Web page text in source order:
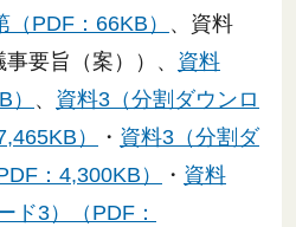
（PDF：66KB）
、資料
要旨（案））、 資料
、 資料3（分割ダウンロ
）
・ 資料3（分割ダ
：4,300KB）
・ 資料
ド3）（PDF：